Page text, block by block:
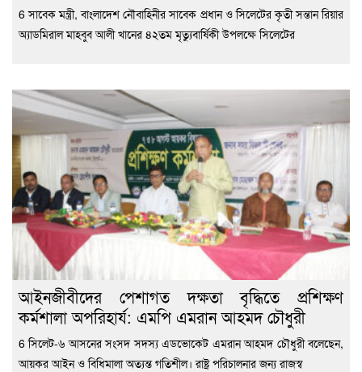
6 সাবেক মন্ত্রী, বাংলাদেশ নৌবাহিনীর সাবেক প্রধান ও সিলেটের কৃতী সন্তান রিয়ার
অ্যাডমিরাল মাহবুব আলী খানের ৪২তম মৃত্যুবার্ষিকী উপলক্ষে সিলেটের
‎আইনজীবীদের পেশাগত দক্ষতা বৃদ্ধিতে প্রশিক্ষণ
কর্মশালা অপরিহার্য: এমপি এমরান আহমদ চৌধুরী
6 ‎সিলেট-৬ আসনের সংসদ সদস্য এডভোকেট এমরান আহমদ চৌধুরী বলেছেন,
আয়কর আইন ও বিধিমালা অত্যন্ত গতিশীল। রাষ্ট্র পরিচালনার জন্য রাজস্ব